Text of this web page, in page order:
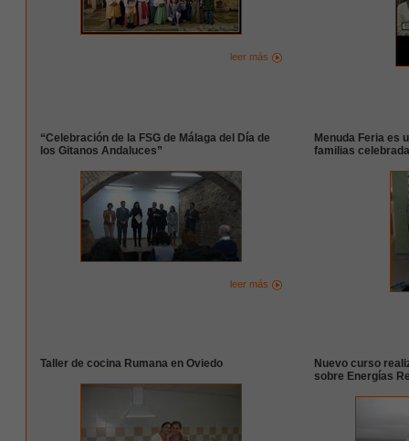
leer más
“Celebración de la FSG de Málaga del Día de
los Gitanos Andaluces”
leer más
Menuda Feria es
familias
Taller de cocina Rumana en Oviedo
Nuevo curso
sobre Energías